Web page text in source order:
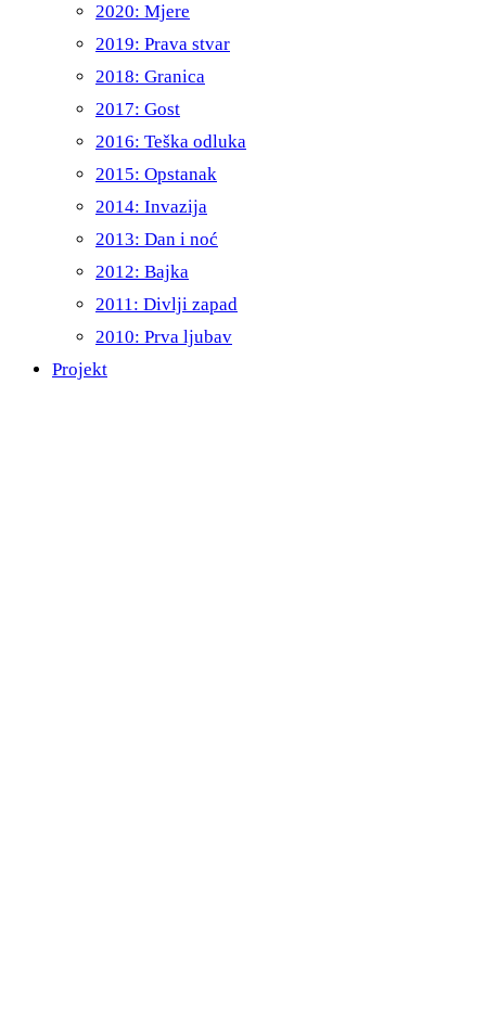
2020: Mjere
2019: Prava stvar
2018: Granica
2017: Gost
2016: Teška odluka
2015: Opstanak
2014: Invazija
2013: Dan i noć
2012: Bajka
2011: Divlji zapad
2010: Prva ljubav
Projekt